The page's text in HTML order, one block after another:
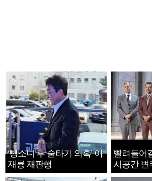
‘뺑소니 후 술타기 의혹’ 이
재룡 재판행
빨려들어
시공간
지는 ‘전쟁